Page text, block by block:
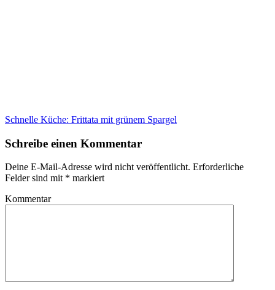
Schnelle Küche: Frittata mit grünem Spargel
Schreibe einen Kommentar
Deine E-Mail-Adresse wird nicht veröffentlicht. Erforderliche
Felder sind mit * markiert
Kommentar